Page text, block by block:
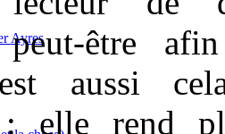
Ayres
peut-être
aussi
: elle rend